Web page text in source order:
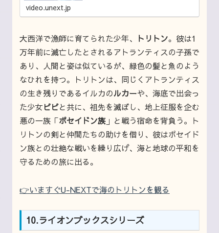
video.unext.jp
大西洋で漁師に育てられた少年、 トリトン。彼は1
万年前に滅亡したとされるアトランティスの子孫で
あり、人間と姿は似ているが、緑色の髪と魚のよう
なひれを持つ。トリトンは、同じくアトランティス
の生き残りであるイルカのルカーや、海底で出会っ
た少女ピピと共に、祖先を滅ぼし、地上征服を企む
悪の一族「ポセイドン族 」と戦う宿命を背負う。ト
リトンの剣と仲間たちの助けを借り、彼はポセイド
ン族との壮絶な戦いを繰り広げ、海と地球の平和を
守るための旅に出る。
👉いますぐU-NEXTで海のトリトンを観る
10.ライオンブックスシリーズ